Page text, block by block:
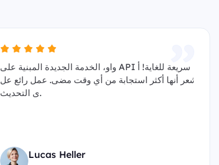
واو، الخدمة الجديدة المبنية على API سريعة للغاية! أ
شعر أنها أكثر استجابة من أي وقت مضى. عمل رائع عل
ى التحديث.
Lucas Heller